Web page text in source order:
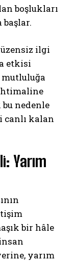
boşlukları
ilgi
etkisi
mutluluğa
nedenle
canlı kalan
Yarım
bir hâle
yarım